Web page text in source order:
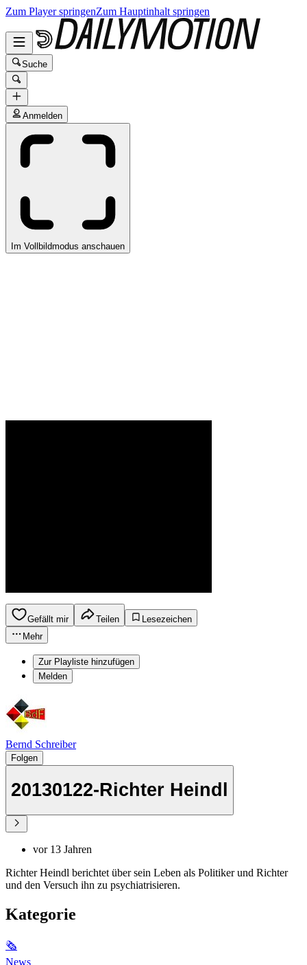
Zum Player springenZum Hauptinhalt springen
Suche
Anmelden
Im Vollbildmodus anschauen
Gefällt mir Teilen
Lesezeichen
Mehr
Zur Playliste hinzufügen
Melden
Bernd Schreiber
Folgen
20130122-Richter Heindl
vor 13 Jahren
Richter Heindl berichtet über sein Leben als Politiker und Richter
und den Versuch ihn zu psychiatrisieren.
Kategorie
🗞
News